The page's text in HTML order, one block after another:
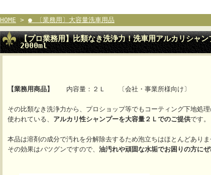
HOME > ● 〔業務用〕大容量洗車用品
【プロ業務用】比類なき洗浄力！洗車用アルカリシャ
2000ml
【業務用商品】 内容量：２Ｌ 〔会社・事業所様向け〕
その比類なき洗浄力から、プロショップ等でもコーティング下地処
使われている、 アルカリ性シャンプーを大容量２Ｌでのご提供です。
本品は溶剤の成分で汚れを分解除去するため泡立ちはほとんどありま
その効果はバツグンですので、 油汚れや頑固な水垢でお困りの方に